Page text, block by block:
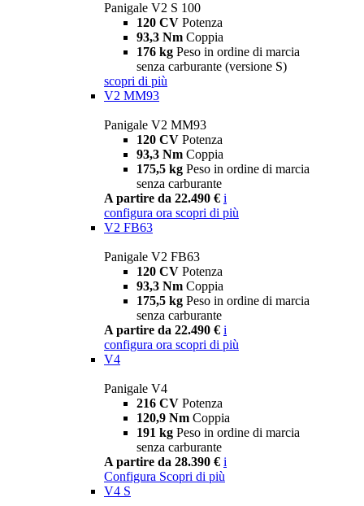
Panigale V2 S 100
120 CV Potenza
93,3 Nm Coppia
176 kg Peso in ordine di marcia
senza carburante (versione S)
scopri di più
V2 MM93
Panigale V2 MM93
120 CV Potenza
93,3 Nm Coppia
175,5 kg Peso in ordine di marcia
senza carburante
A partire da 22.490 € i
configura ora scopri di più
V2 FB63
Panigale V2 FB63
120 CV Potenza
93,3 Nm Coppia
175,5 kg Peso in ordine di marcia
senza carburante
A partire da 22.490 € i
configura ora scopri di più
V4
Panigale V4
216 CV Potenza
120,9 Nm Coppia
191 kg Peso in ordine di marcia
senza carburante
A partire da 28.390 € i
Configura Scopri di più
V4 S